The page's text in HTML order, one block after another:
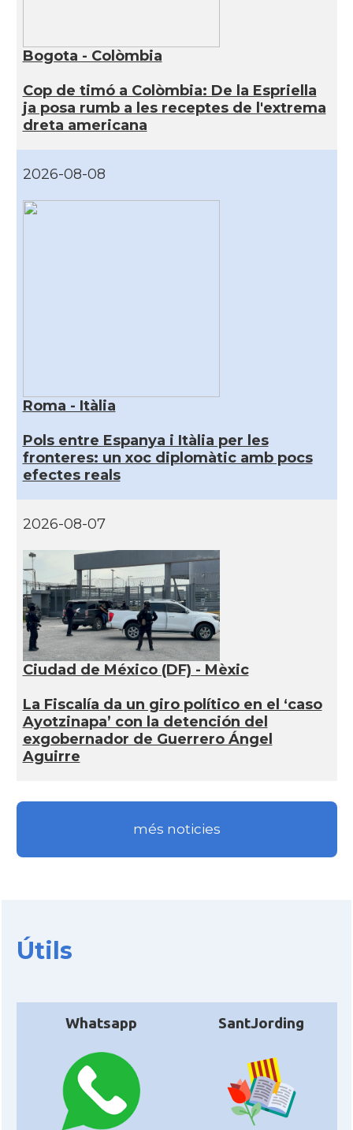
Bogota - Colòmbia
Cop de timó a Colòmbia: De la Espriella
ja posa rumb a les receptes de l'extrema
dreta americana
2026-08-08
Roma - Itàlia
Pols entre Espanya i Itàlia per les
fronteres: un xoc diplomàtic amb pocs
efectes reals
2026-08-07
Ciudad de México (DF) - Mèxic
La Fiscalía da un giro político en el ‘caso
Ayotzinapa’ con la detención del
exgobernador de Guerrero Ángel
Aguirre
més noticies
Útils
Whatsapp SantJording